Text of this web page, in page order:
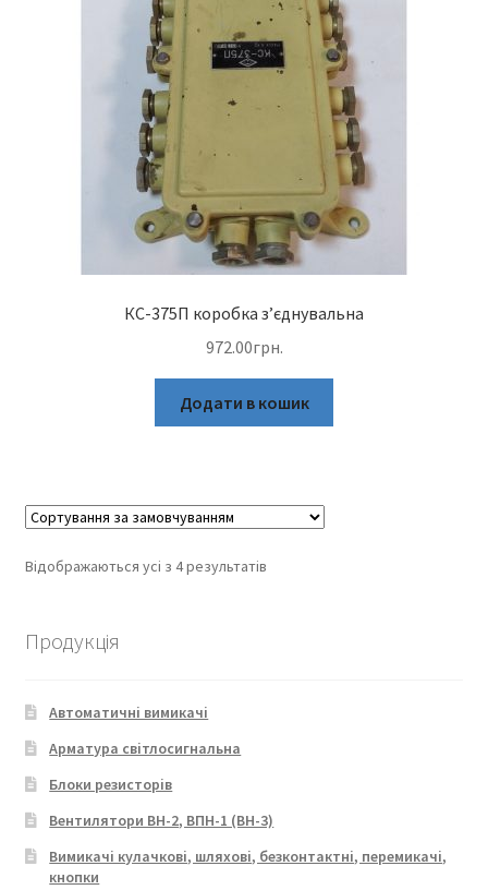
КС-375П коробка з’єднувальна
972.00грн.
Додати в кошик
Відображаються усі з 4 результатів
Продукція
Автоматичні вимикачі
Арматура світлосигнальна
Блоки резисторів
Вентилятори ВН-2, ВПН-1 (ВН-3)
Вимикачі кулачкові, шляхові, безконтактні, перемикачі,
кнопки